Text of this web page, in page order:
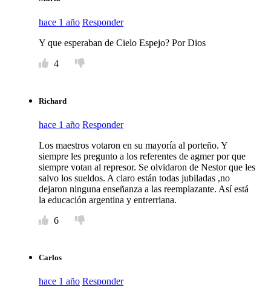
hace 1 año Responder
Y que esperaban de Cielo Espejo? Por Dios
4
Richard
hace 1 año Responder
Los maestros votaron en su mayoría al porteño. Y
siempre les pregunto a los referentes de agmer por que
siempre votan al represor. Se olvidaron de Nestor que les
salvo los sueldos. A claro están todas jubiladas ,no
dejaron ninguna enseñanza a las reemplazante. Así está
la educación argentina y entrerriana.
6
Carlos
hace 1 año Responder